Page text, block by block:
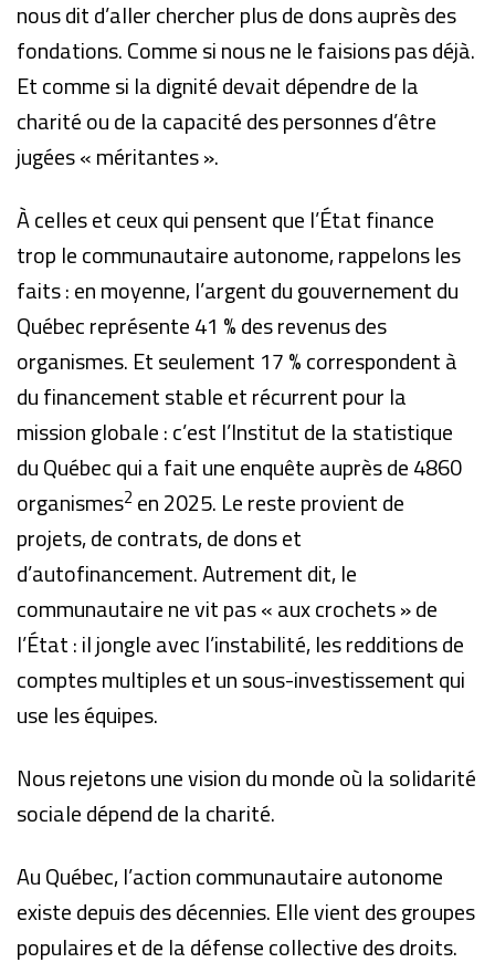
nous dit d’aller chercher plus de dons auprès des
fondations. Comme si nous ne le faisions pas déjà.
Et comme si la dignité devait dépendre de la
charité ou de la capacité des personnes d’être
jugées « méritantes ».
À celles et ceux qui pensent que l’État finance
trop le communautaire autonome, rappelons les
faits : en moyenne, l’argent du gouvernement du
Québec représente 41 % des revenus des
organismes. Et seulement 17 % correspondent à
du financement stable et récurrent pour la
mission globale : c’est l’Institut de la statistique
du Québec qui a fait une enquête auprès de 4860
organismes2 en 2025. Le reste provient de
projets, de contrats, de dons et
d’autofinancement. Autrement dit, le
communautaire ne vit pas « aux crochets » de
l’État : il jongle avec l’instabilité, les redditions de
comptes multiples et un sous-investissement qui
use les équipes.
Nous rejetons une vision du monde où la solidarité
sociale dépend de la charité.
Au Québec, l’action communautaire autonome
existe depuis des décennies. Elle vient des groupes
populaires et de la défense collective des droits.